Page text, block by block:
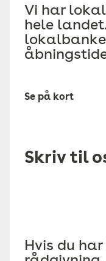
Vi har
hele
Se på kort
Skriv til
Hvis du